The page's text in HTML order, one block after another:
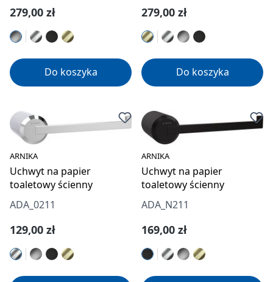
Cena regularna:
279,00 zł
Do koszyka
Cena regularna:
279,00 zł
Do koszyka
ARNIKA
Uchwyt na papier
toaletowy ścienny
ADA_0211
Cena regularna:
129,00 zł
ARNIKA
Uchwyt na papier
toaletowy ścienny
ADA_N211
Cena regularna:
169,00 zł